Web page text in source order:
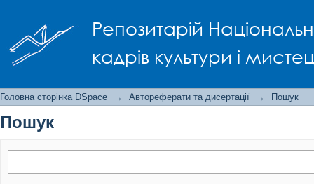
Репозитарій
кадрів культури і
Головна сторінка DSpace → Автореферати та дисертації → Пошук
Пошук